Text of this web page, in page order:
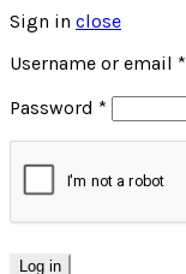
Sign in close
Username or email *
Password *
Log in